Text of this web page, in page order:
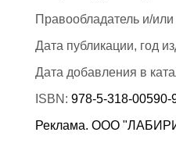
Правообладатель и/или
Дата публикации, год
Дата добавления в
ISBN: 978-5-318-00590-
Реклама. ООО